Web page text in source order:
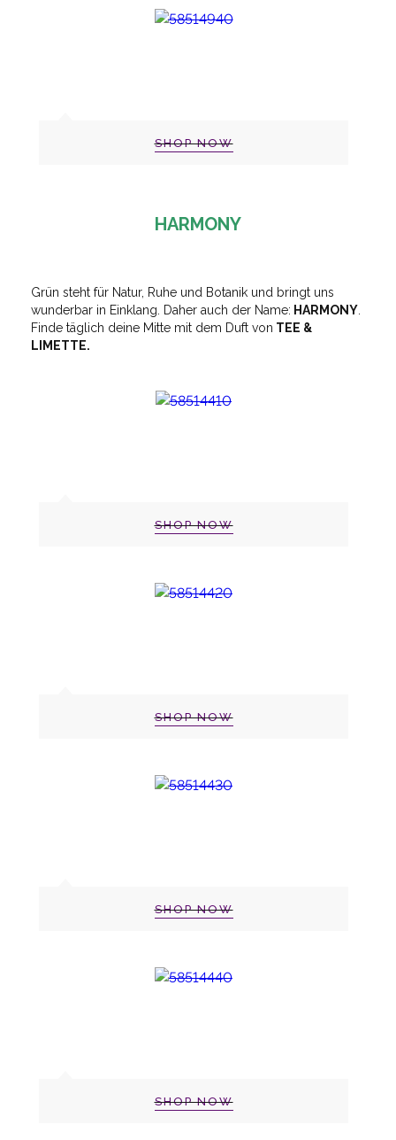
SHOP NOW
HARMONY
Grün steht für Natur, Ruhe und Botanik und bringt uns
wunderbar in Einklang. Daher auch der Name: HARMONY.
Finde täglich deine Mitte mit dem Duft von TEE &
LIMETTE.
SHOP NOW
SHOP NOW
SHOP NOW
SHOP NOW